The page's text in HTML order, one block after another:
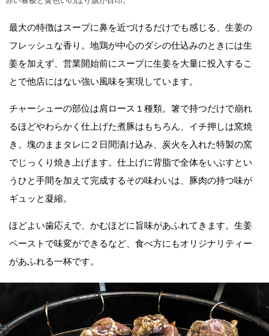
最大の特徴はスープに鼻を近づけるだけでも感じる、生姜の
フレッシュな香り。地鶏が中心のダシの仕込みのときには生
姜を加えず、営業開始前にスープに生姜を大量に投入するこ
とで他店にはない強い風味を実現しています。
チャーシューの部位は肩ロース１種類。箸で持つだけで崩れ
るほどやわらかく仕上げた煮豚はもちろん、イチ押しは窯焼
き。塊のままタレに２日間漬け込み、炭火を入れた特製の窯
でじっくり焼き上げます。仕上げに背脂で全体をいぶすとい
うひと手間を加えて完成するその味わいは、豚肉の持つ味が
ギュッと凝縮。
ほどよい歯応えで、かむほどに旨味があふれてきます。生姜
ペーストで味変ができるなど、食べ方にもオリジナリティー
があふれる一杯です。